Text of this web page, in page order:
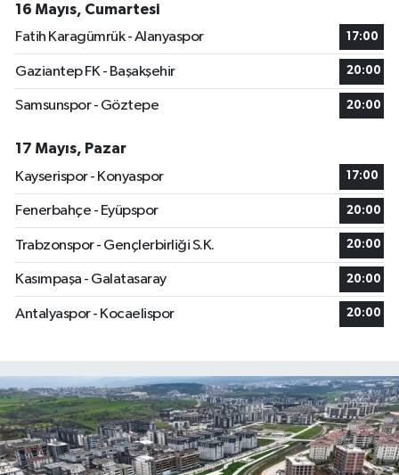
16 Mayıs, Cumartesi
Fatih Karagümrük - Alanyaspor
17:00
Gaziantep FK - Başakşehir 20:00
Samsunspor - Göztepe 20:00
17 Mayıs, Pazar
Kayserispor - Konyaspor
17:00
Fenerbahçe - Eyüpspor 20:00
Trabzonspor - Gençlerbirliği S.K. 20:00
Kasımpaşa - Galatasaray 20:00
Antalyaspor - Kocaelispor 20:00